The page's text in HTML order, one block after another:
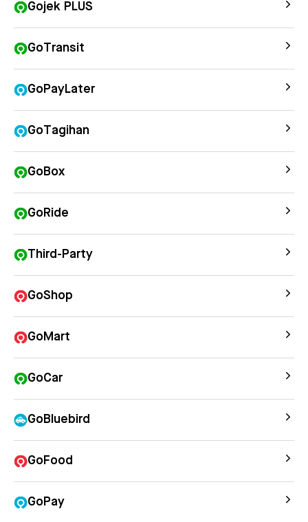
Gojek PLUS
GoTransit
GoPayLater
GoTagihan
GoBox
GoRide
Third-Party
GoShop
GoMart
GoCar
GoBluebird
GoFood
GoPay